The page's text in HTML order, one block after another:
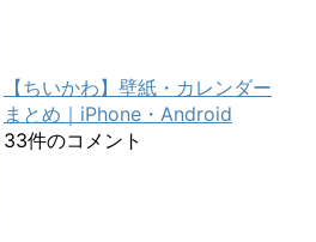
【ちいかわ】壁紙・カレンダー
まとめ｜iPhone・Android
33件のコメント